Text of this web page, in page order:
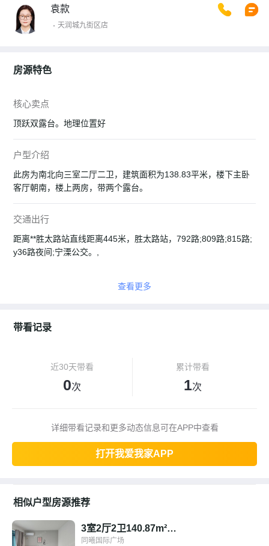
袁款
天润城九街区店
房源特色
核心卖点
顶跃双露台。地理位置好
户型介绍
此房为南北向三室二厅二卫，建筑面积为138.83平米，楼下主卧
客厅朝南，楼上两房，带两个露台。
交通出行
距离**胜太路站直线距离445米，胜太路站，792路;809路;815路;
y36路夜间;宁溧公交。,
查看更多
带看记录
近30天带看
0次
累计带看
1次
详细带看记录和更多动态信息可在APP中查看
打开我爱我家APP
相似户型房源推荐
3室2厅2卫140.87m² 南北
同曦国际广场